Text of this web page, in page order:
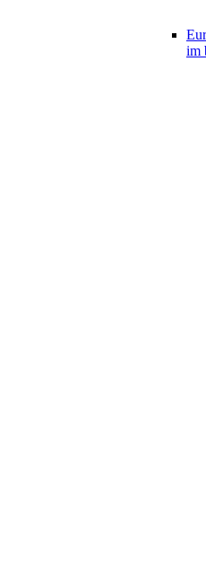
im